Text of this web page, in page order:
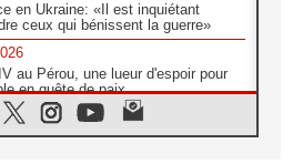
en Ukraine: «Il est inquiétant
ceux qui bénissent la guerre»
au Pérou, une lueur d'espoir pour
en quête de paix
L'Église en Afrique vers